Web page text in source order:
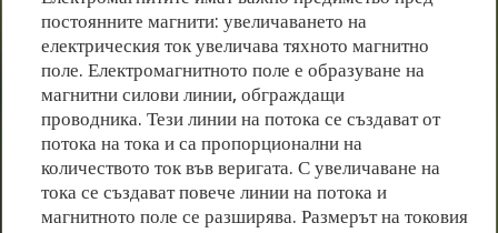
постоянните магнити: увеличаването на
електрическия ток увеличава тяхното магнитно
поле. Електромагнитното поле е образуване на
магнитни силови линии, обграждащи
проводника. Тези линии на потока се създават от
потока на тока и са пропорционални на
количеството ток във веригата. С увеличаване на
тока се създават повече линии на потока и
магнитното поле се разширява. Размерът на токовия